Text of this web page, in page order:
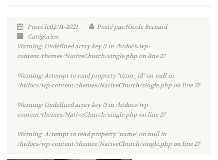
Posté le02/11/2021
Posté par:Nicole Bernard
Catégories:
Warning: Undefined array key 0 in/htdocs/wp-
content/themes/NativeChurch/single.php on line27
Warning: Attempt to read property "term_id" on null in
/htdocs/wp-content/themes/NativeChurch/single.php on line27
Warning: Undefined array key 0 in/htdocs/wp-
content/themes/NativeChurch/single.php on line27
Warning: Attempt to read property "name" on null in
/htdocs/wp-content/themes/NativeChurch/single.php on line27